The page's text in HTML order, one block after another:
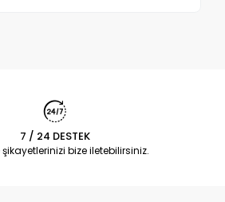
7 / 24 DESTEK
şikayetlerinizi bize iletebilirsiniz.